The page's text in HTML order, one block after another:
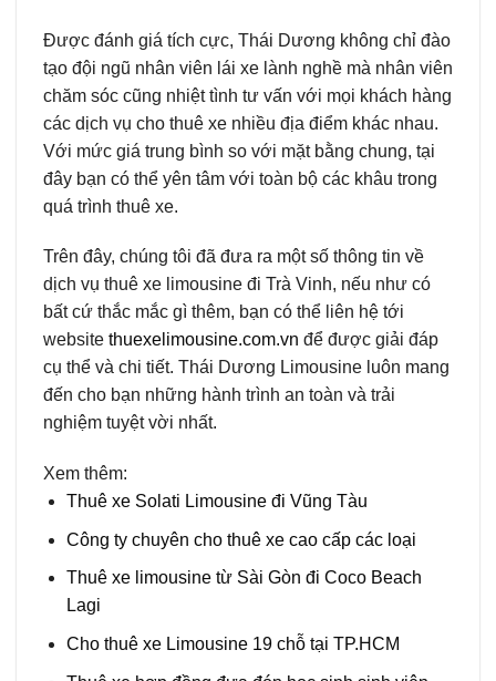
Được đánh giá tích cực, Thái Dương không chỉ đào
tạo đội ngũ nhân viên lái xe lành nghề mà nhân viên
chăm sóc cũng nhiệt tình tư vấn với mọi khách hàng
các dịch vụ cho thuê xe nhiều địa điểm khác nhau.
Với mức giá trung bình so với mặt bằng chung, tại
đây bạn có thể yên tâm với toàn bộ các khâu trong
quá trình thuê xe.
Trên đây, chúng tôi đã đưa ra một số thông tin về
dịch vụ thuê xe limousine đi Trà Vinh, nếu như có
bất cứ thắc mắc gì thêm, bạn có thể liên hệ tới
website thuexelimousine.com.vn để được giải đáp
cụ thể và chi tiết. Thái Dương Limousine luôn mang
đến cho bạn những hành trình an toàn và trải
nghiệm tuyệt vời nhất.
Xem thêm:
Thuê xe Solati Limousine đi Vũng Tàu
Công ty chuyên cho thuê xe cao cấp các loại
Thuê xe limousine từ Sài Gòn đi Coco Beach
Lagi
Cho thuê xe Limousine 19 chỗ tại TP.HCM